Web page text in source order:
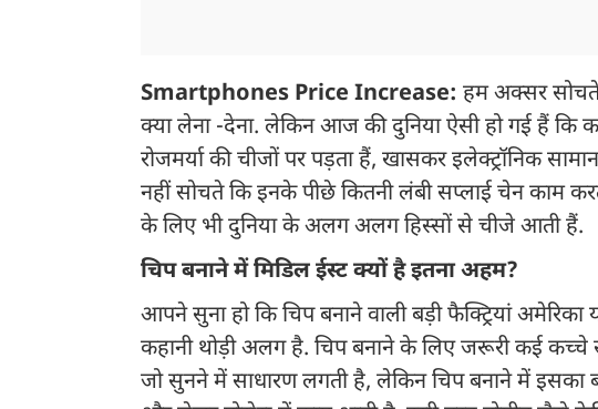
Smartphones Price Increase: हम अक्सर सोचते
क्या लेना -देना. लेकिन आज की दुनिया ऐसी हो गई हैं कि
रोजमर्या की चीजों पर पड़ता हैं, खासकर इलेक्ट्रॉनिक
नहीं सोचते कि इनके पीछे कितनी लंबी सप्लाई चेन काम
के लिए भी दुनिया के अलग अलग हिस्सों से चीजे आती हैं.
चिप बनाने में मिडिल ईस्ट क्यों है इतना अहम?
आपने सुना हो कि चिप बनाने वाली बड़ी फैक्ट्रियां
कहानी थोड़ी अलग है. चिप बनाने के लिए जरूरी कई
जो सुनने में साधारण लगती है, लेकिन चिप बनाने में इसका